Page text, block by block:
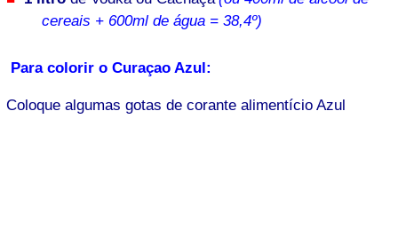
cereais + 600ml de água = 38,4º)
Para colorir o Curaçao Azul:
Coloque algumas gotas de corante alimentício Azul